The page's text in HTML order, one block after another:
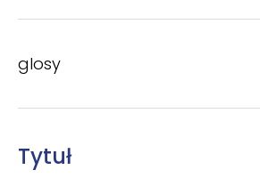
glosy
Tytuł